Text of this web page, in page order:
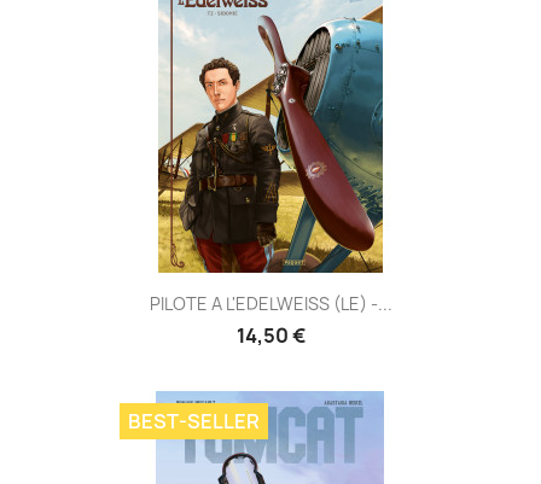
PILOTE A L'EDELWEISS (LE) -...
14,50 €
BEST-SELLER